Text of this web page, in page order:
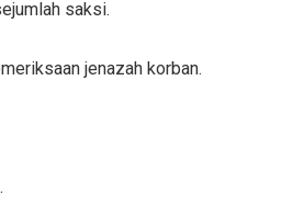
saksi.
jenazah korban.